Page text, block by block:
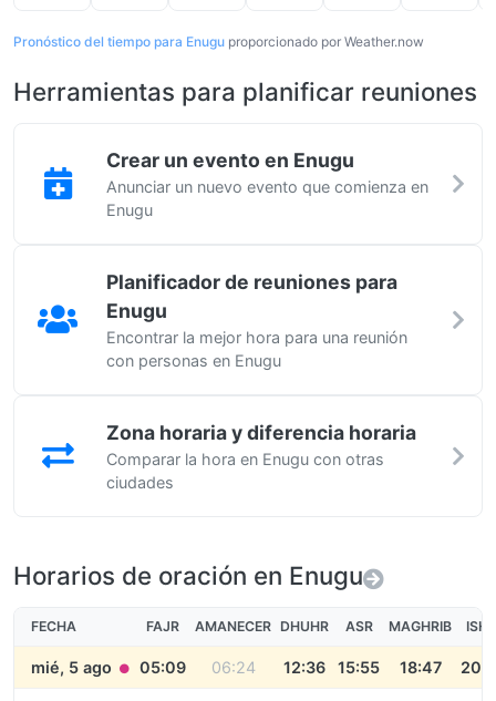
Pronóstico del tiempo para Enugu proporcionado por Weather.now
Herramientas para planificar reuniones
Crear un evento en Enugu
Anunciar un nuevo evento que comienza en
Enugu
Planificador de reuniones para
Enugu
Encontrar la mejor hora para una reunión
con personas en Enugu
Zona horaria y diferencia horaria
Comparar la hora en Enugu con otras
ciudades
Horarios de oración en Enugu
FECHA FAJR AMANECER DHUHR ASR MAGHRIB
mié, 5 ago ● 05:09 06:24 12:36 15:55 18:47